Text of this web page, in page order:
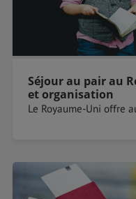
Séjour au pair au
et organisation
Le Royaume-Uni offre